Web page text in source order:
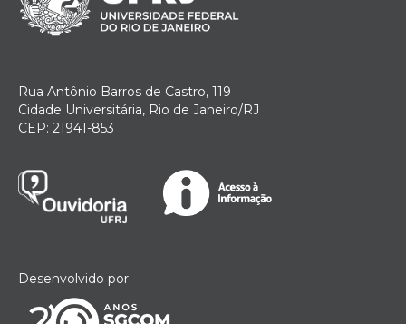
Rua Antônio Barros de Castro, 119
Cidade Universitária, Rio de Janeiro/RJ
CEP: 21941-853
Desenvolvido por